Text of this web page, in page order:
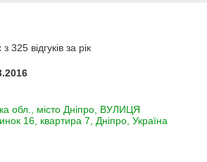
325 відгуків за рік
обл., місто Дніпро, ВУЛИЦЯ
16, квартира 7, Дніпро, Україна